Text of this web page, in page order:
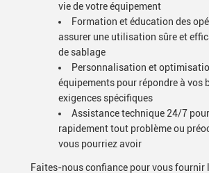
vie de votre équipement
Formation et éducation des
assurer une utilisation sûre et
de sablage
Personnalisation et
équipements pour répondre à vos
exigences spécifiques
Assistance technique 24/7
rapidement tout problème ou
vous pourriez avoir
Faites-nous confiance pour vous fournir